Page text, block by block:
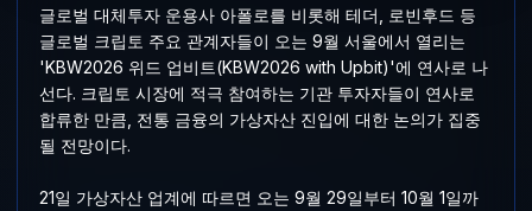
글로벌 대체투자 운용사 아폴로를 비롯해 테더, 로빈후드 등
글로벌 크립토 주요 관계자들이 오는 9월 서울에서 열리는
'KBW2026 위드 업비트(KBW2026 with Upbit)'에 연사로 나
선다. 크립토 시장에 적극 참여하는 기관 투자자들이 연사로
합류한 만큼, 전통 금융의 가상자산 진입에 대한 논의가 집중
될 전망이다.
21일 가상자산 업계에 따르면 오는 9월 29일부터 10월 1일까